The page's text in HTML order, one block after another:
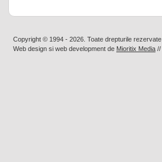
Copyright © 1994 - 2026. Toate drepturile rezervate
Web design si web development de Mioritix Media //